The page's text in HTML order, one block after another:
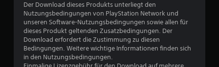
Der Download dieses Produkts unterliegt den
Nutzungsbedingungen von PlayStation Network und
unseren Software-Nutzungsbedingungen sowie allen für
dieses Produkt geltenden Zusatzbedingungen. Der
Download erfordert die Zustimmung zu diesen
Bedingungen. Weitere wichtige Informationen finden sich
in den Nutzungsbedingungen.